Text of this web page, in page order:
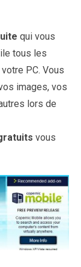
qui vous
tous les
PC. Vous
images, vos
lors de
vous